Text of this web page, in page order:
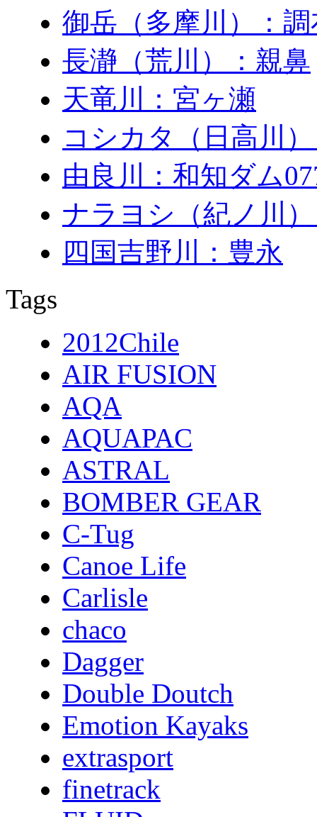
御岳（多摩川）：
長瀞（荒川）：親鼻
天竜川：宮ヶ瀬
コシカタ（日高川
由良川：和知ダム
ナラヨシ（紀ノ川
四国吉野川：豊永
Tags
2012Chile
AIR FUSION
AQA
AQUAPAC
ASTRAL
BOMBER GEAR
C-Tug
Canoe Life
Carlisle
chaco
Dagger
Double Doutch
Emotion Kayaks
extrasport
finetrack